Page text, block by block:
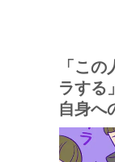
「こ
ラする
自身へ